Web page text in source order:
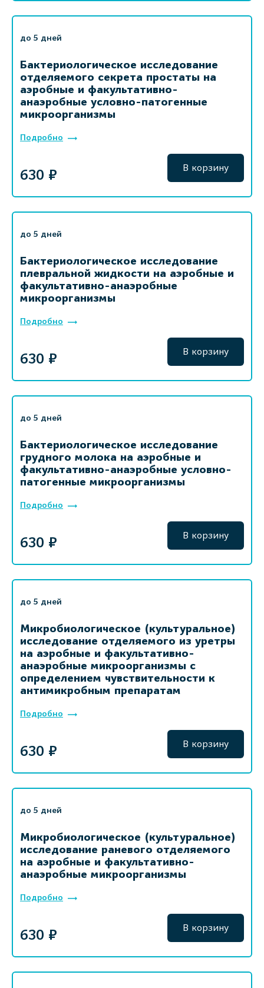
до 5 дней
Бактериологическое исследование
отделяемого секрета простаты на
аэробные и факультативно-
анаэробные условно-патогенные
микроорганизмы
Подробно
630 ₽ В корзину
до 5 дней
Бактериологическое исследование
плевральной жидкости на аэробные и
факультативно-анаэробные
микроорганизмы
Подробно
630 ₽ В корзину
до 5 дней
Бактериологическое исследование
грудного молока на аэробные и
факультативно-анаэробные условно-
патогенные микроорганизмы
Подробно
630 ₽ В корзину
до 5 дней
Микробиологическое (культуральное)
исследование отделяемого из уретры
на аэробные и факультативно-
анаэробные микроорганизмы с
определением чувствительности к
антимикробным препаратам
Подробно
630 ₽ В корзину
до 5 дней
Микробиологическое (культуральное)
исследование раневого отделяемого
на аэробные и факультативно-
анаэробные микроорганизмы
Подробно
630 ₽ В корзину